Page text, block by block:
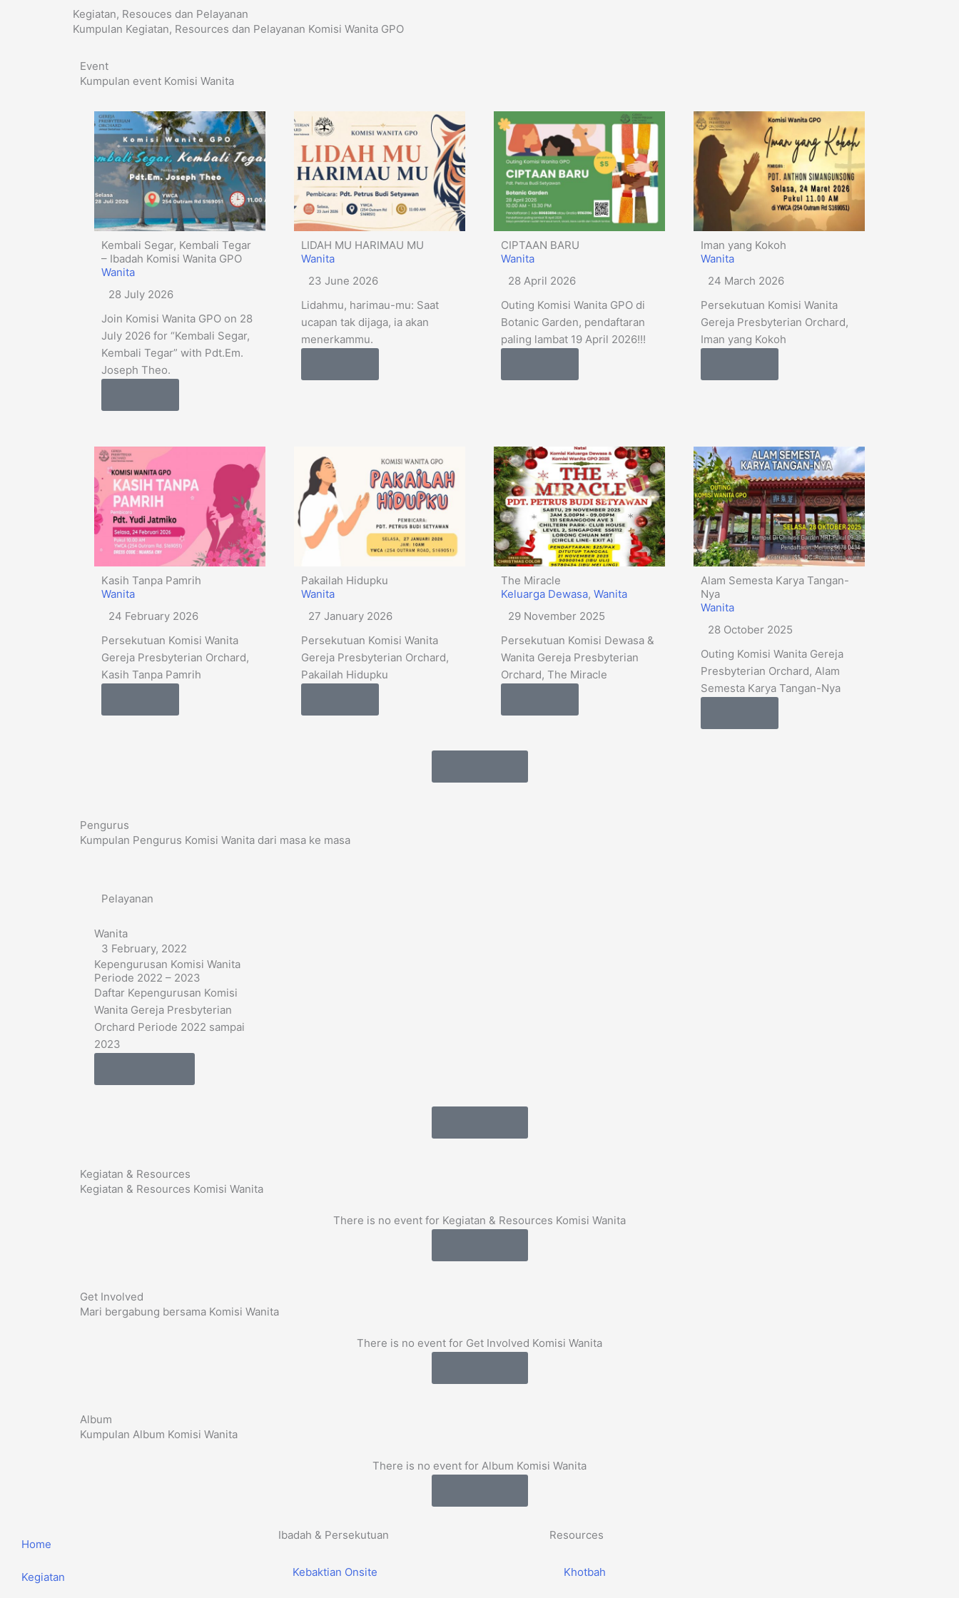
Kegiatan, Resouces dan Pelayanan
Kumpulan Kegiatan, Resources dan Pelayanan Komisi Wanita GPO
Event
Kumpulan event Komisi Wanita
Kembali Segar, Kembali Tegar
– Ibadah Komisi Wanita GPO
Wanita
28 July 2026
Join Komisi Wanita GPO on 28
July 2026 for “Kembali Segar,
Kembali Tegar” with Pdt.Em.
Joseph Theo.
LIDAH MU HARIMAU MU
Wanita
23 June 2026
Lidahmu, harimau-mu: Saat
ucapan tak dijaga, ia akan
menerkammu.
CIPTAAN BARU
Wanita
28 April 2026
Outing Komisi Wanita GPO di
Botanic Garden, pendaftaran
paling lambat 19 April 2026!!!
Iman yang Kokoh
Wanita
24 March 2026
Persekutuan Komisi Wanita
Gereja Presbyterian Orchard,
Iman yang Kokoh
Kasih Tanpa Pamrih
Wanita
24 February 2026
Persekutuan Komisi Wanita
Gereja Presbyterian Orchard,
Kasih Tanpa Pamrih
Pakailah Hidupku
Wanita
27 January 2026
Persekutuan Komisi Wanita
Gereja Presbyterian Orchard,
Pakailah Hidupku
The Miracle
Keluarga Dewasa, Wanita
29 November 2025
Persekutuan Komisi Dewasa &
Wanita Gereja Presbyterian
Orchard, The Miracle
Alam Semesta Karya Tangan-
Nya
Wanita
28 October 2025
Outing Komisi Wanita Gereja
Presbyterian Orchard, Alam
Semesta Karya Tangan-Nya
Pengurus
Kumpulan Pengurus Komisi Wanita dari masa ke masa
Pelayanan
Wanita
3 February, 2022
Kepengurusan Komisi Wanita
Periode 2022 – 2023
Daftar Kepengurusan Komisi
Wanita Gereja Presbyterian
Orchard Periode 2022 sampai
2023
Kegiatan & Resources
Kegiatan & Resources Komisi Wanita
There is no event for Kegiatan & Resources Komisi Wanita
Get Involved
Mari bergabung bersama Komisi Wanita
There is no event for Get Involved Komisi Wanita
Album
Kumpulan Album Komisi Wanita
There is no event for Album Komisi Wanita
Home
Kegiatan
Ibadah & Persekutuan
Kebaktian Onsite
Resources
Khotbah